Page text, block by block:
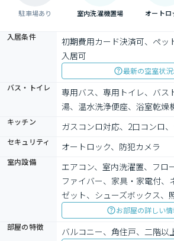
駐車場あり 室内洗濯機置場 オートロ
入居条件
初期費用カード決済可、ペッ
入居可
最新の空室状
バス・トイレ
専用バス、専用トイレ、バス
湯、温水洗浄便座、浴室乾燥
キッチン ガスコンロ対応、2口コンロ
セキュリティ オートロック、防犯カメラ
室内設備
エアコン、室内洗濯置、フロ
ファイバー、家具・家電付、
ゼット、シューズボックス、
お部屋の詳しい
部屋の特徴
バルコニー、角住戸、二階以